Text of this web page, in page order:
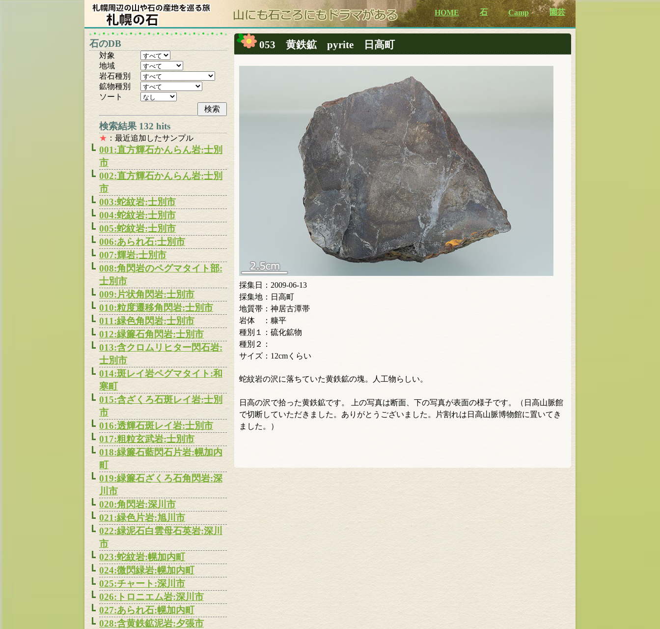
HOME 石 Camp 園芸
石のDB
対象
地域
岩石種別
鉱物種別
ソート
検索結果 132 hits
★ ：最近追加したサンプル
001:直方輝石かんらん岩:士別
市
002:直方輝石かんらん岩:士別
市
003:蛇紋岩:士別市
004:蛇紋岩:士別市
005:蛇紋岩:士別市
006:あられ石:士別市
007:輝岩:士別市
008:角閃岩のペグマタイト部:
士別市
009:片状角閃岩:士別市
010:粒度遷移角閃岩:士別市
011:緑色角閃岩:士別市
012:緑簾石角閃岩:士別市
013:含クロムリヒター閃石岩:
士別市
014:斑レイ岩ペグマタイト:和
寒町
015:含ざくろ石斑レイ岩:士別
市
016:透輝石斑レイ岩:士別市
017:粗粒玄武岩:士別市
018:緑簾石藍閃石片岩:幌加内
町
019:緑簾石ざくろ石角閃岩:深
川市
020:角閃岩:深川市
021:緑色片岩:旭川市
022:緑泥石白雲母石英岩:深川
市
023:蛇紋岩:幌加内町
024:微閃緑岩:幌加内町
025:チャート:深川市
026:トロニエム岩:深川市
027:あられ石:幌加内町
028:含黄鉄鉱泥岩:夕張市
053 黄鉄鉱 pyrite 日高町
採集日：2009-06-13
採集地：日高町
地質帯：神居古潭帯
岩体 ：糠平
種別１：硫化鉱物
種別２：
サイズ：12cmくらい
蛇紋岩の沢に落ちていた黄鉄鉱の塊。人工物らしい。
日高の沢で拾った黄鉄鉱です。 上の写真は断面、下の写真が表面の様子です。（日高山脈館
で切断していただきました。ありがとうございました。片割れは日高山脈博物館に置いてき
ました。）